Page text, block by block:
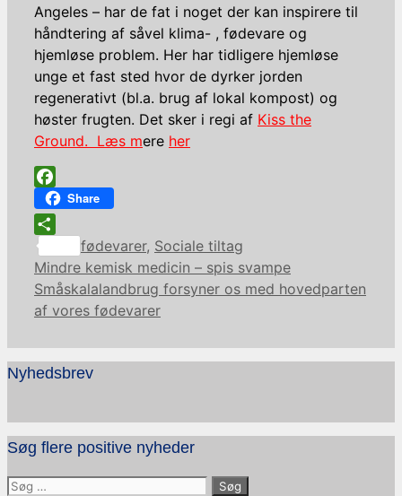
Angeles – har de fat i noget der kan inspirere til
håndtering af såvel klima- , fødevare og
hjemløse problem. Her har tidligere hjemløse
unge et fast sted hvor de dyrker jorden
regenerativt (bl.a. brug af lokal kompost) og
høster frugten. Det sker i regi af Kiss the
Ground. Læs mere her
Facebook
Share
Share
Kategorier
fødevarer, Sociale tiltag
Mindre kemisk medicin – spis svampe
Småskalalandbrug forsyner os med hovedparten
af vores fødevarer
Nyhedsbrev
Søg flere positive nyheder
Søg